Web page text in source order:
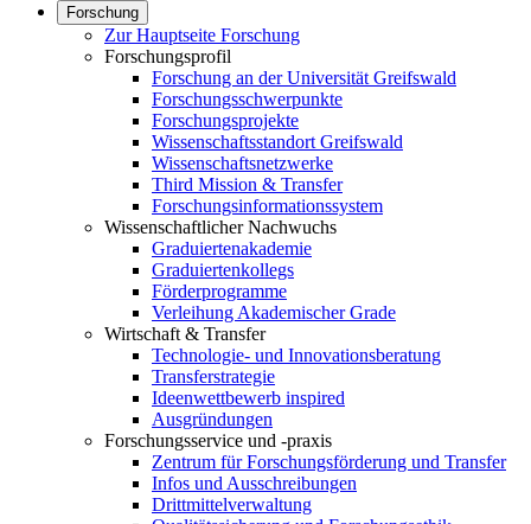
Forschung
Zur Hauptseite Forschung
Forschungsprofil
Forschung an der Universität Greifswald
Forschungsschwerpunkte
Forschungsprojekte
Wissenschaftsstandort Greifswald
Wissenschaftsnetzwerke
Third Mission & Transfer
Forschungsinformationssystem
Wissenschaftlicher Nachwuchs
Graduiertenakademie
Graduiertenkollegs
Förderprogramme
Verleihung Akademischer Grade
Wirtschaft & Transfer
Technologie- und Innovationsberatung
Transferstrategie
Ideenwettbewerb inspired
Ausgründungen
Forschungsservice und -praxis
Zentrum für Forschungsförderung und Transfer
Infos und Ausschreibungen
Drittmittelverwaltung